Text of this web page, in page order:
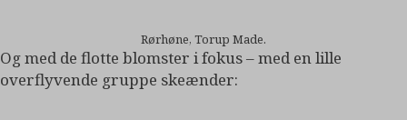
Rørhøne, Torup Made.
Og med de flotte blomster i fokus – med en lille
overflyvende gruppe skeænder: